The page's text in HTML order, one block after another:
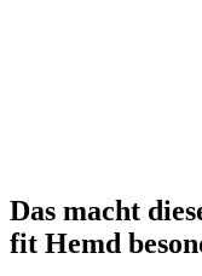
Das macht
fit Hemd